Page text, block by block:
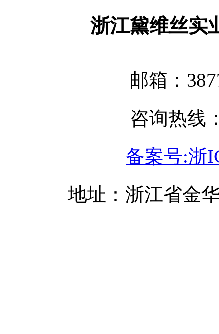
浙江黛维丝实
邮箱：
咨询热线
备案号:浙
地址：浙江省金